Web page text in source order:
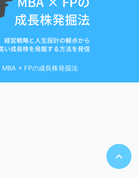
× FPの成長株発掘法